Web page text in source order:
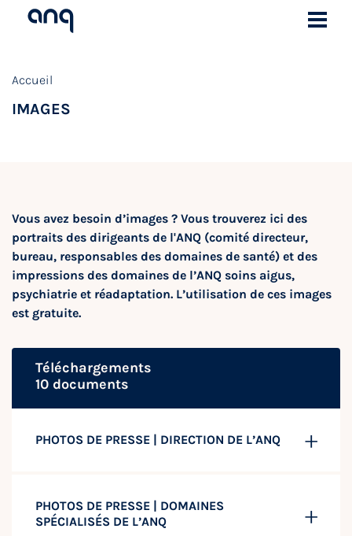
Accueil
IMAGES
Vous avez besoin d’images ? Vous trouverez ici des
portraits des dirigeants de l'ANQ (comité directeur,
bureau, responsables des domaines de santé) et des
impressions des domaines de l’ANQ soins aigus,
psychiatrie et réadaptation. L’utilisation de ces images
est gratuite.
Téléchargements
10 documents
PHOTOS DE PRESSE | DIRECTION DE L’ANQ
PHOTOS DE PRESSE | DOMAINES
SPÉCIALISÉS DE L’ANQ